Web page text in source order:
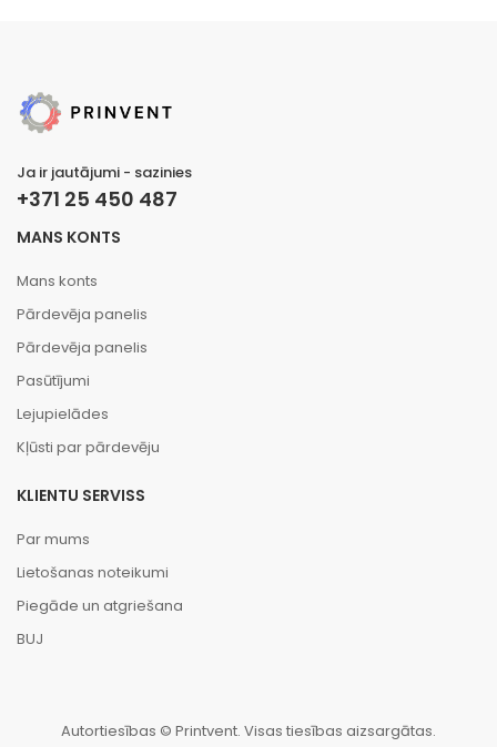
Ja ir jautājumi - sazinies
+371 25 450 487
MANS KONTS
Mans konts
Pārdevēja panelis
Pārdevēja panelis
Pasūtījumi
Lejupielādes
Kļūsti par pārdevēju
KLIENTU SERVISS
Par mums
Lietošanas noteikumi
Piegāde un atgriešana
BUJ
Autortiesības © Printvent. Visas tiesības aizsargātas.